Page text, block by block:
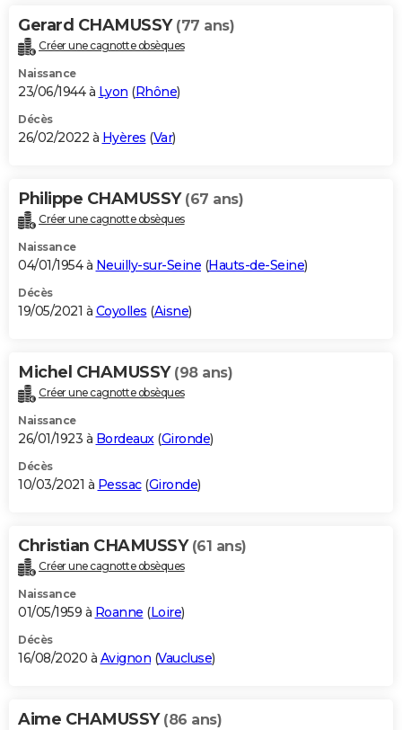
Gerard CHAMUSSY (77 ans)
Créer une cagnotte obsèques
Naissance
23/06/1944 à Lyon (Rhône)
Décès
26/02/2022 à Hyères (Var)
Philippe CHAMUSSY (67 ans)
Créer une cagnotte obsèques
Naissance
04/01/1954 à Neuilly-sur-Seine (Hauts-de-Seine)
Décès
19/05/2021 à Coyolles (Aisne)
Michel CHAMUSSY (98 ans)
Créer une cagnotte obsèques
Naissance
26/01/1923 à Bordeaux(Gironde)
Décès
10/03/2021 à Pessac(Gironde)
Christian CHAMUSSY (61 ans)
Créer une cagnotte obsèques
Naissance
01/05/1959 à Roanne (Loire)
Décès
16/08/2020 à Avignon (Vaucluse)
Aime CHAMUSSY (86 ans)